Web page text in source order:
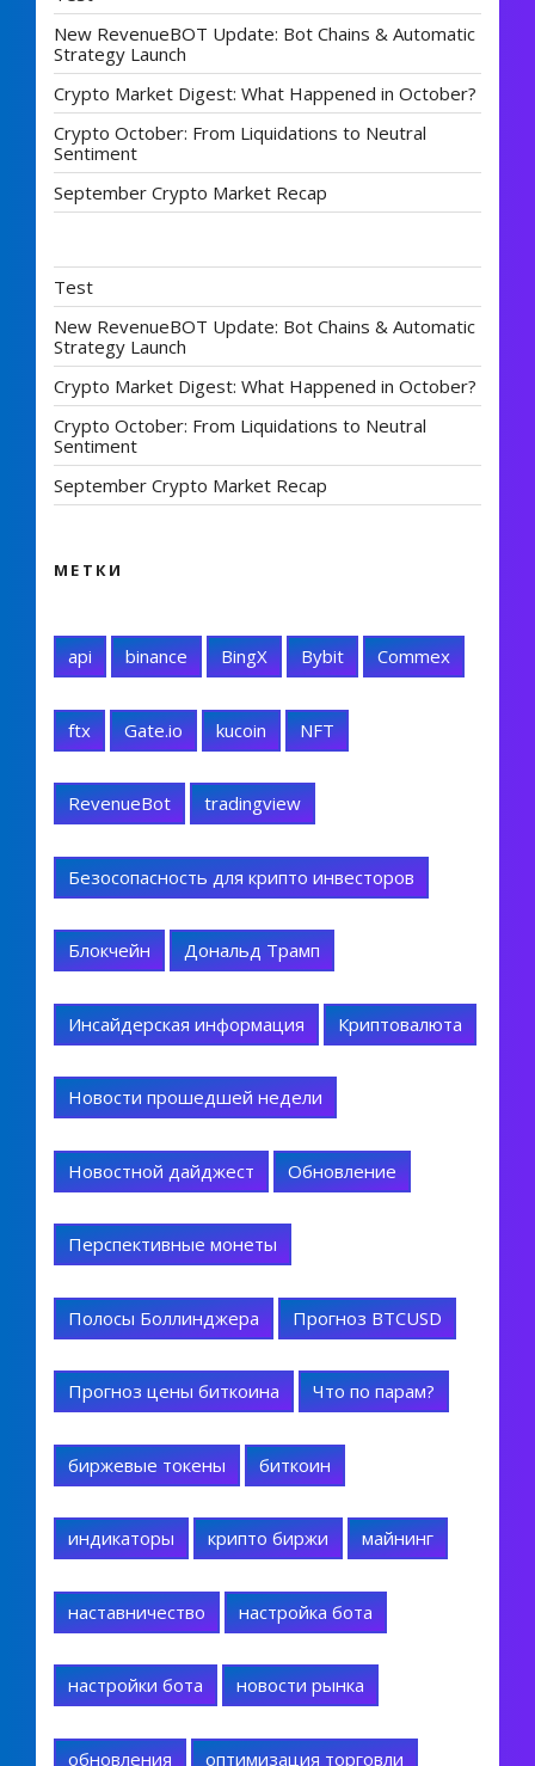
New RevenueBOT Update: Bot Chains & Automatic
Strategy Launch
Crypto Market Digest: What Happened in October?
Crypto October: From Liquidations to Neutral
Sentiment
September Crypto Market Recap
Test
New RevenueBOT Update: Bot Chains & Automatic
Strategy Launch
Crypto Market Digest: What Happened in October?
Crypto October: From Liquidations to Neutral
Sentiment
September Crypto Market Recap
МЕТКИ
api binance BingX Bybit Commex
ftx Gate.io kucoin NFT
RevenueBot tradingview
Безосопасность для крипто инвесторов
Блокчейн Дональд Трамп
Инсайдерская информация Криптовалюта
Новости прошедшей недели
Новостной дайджест Обновление
Перспективные монеты
Полосы Боллинджера Прогноз BTCUSD
Прогноз цены биткоина Что по парам?
биржевые токены биткоин
индикаторы крипто биржи майнинг
наставничество настройка бота
настройки бота новости рынка
обновления оптимизация торговли